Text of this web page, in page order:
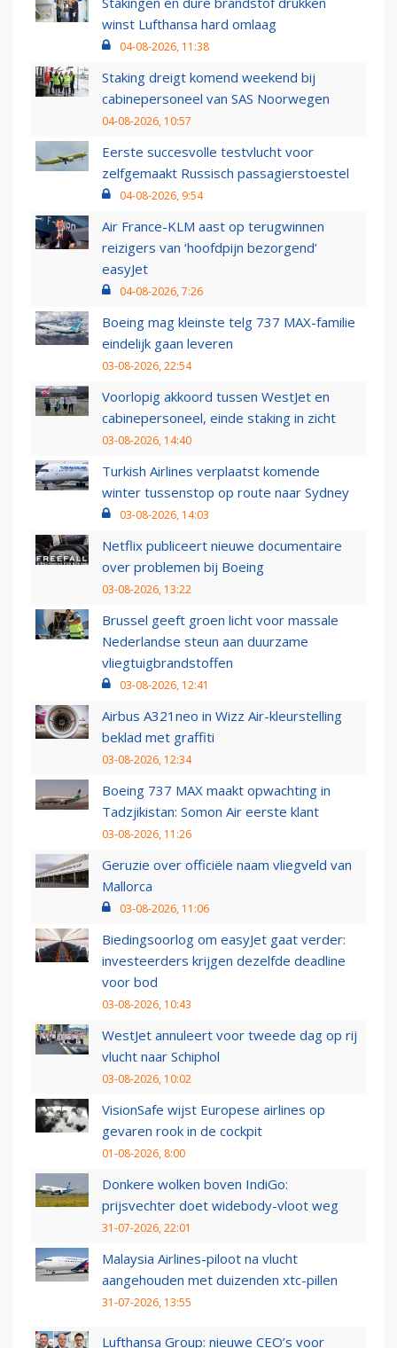
winst Lufthansa hard omlaag
04-08-2026, 11:38
Staking dreigt komend weekend bij
cabinepersoneel van SAS Noorwegen
04-08-2026, 10:57
Eerste succesvolle testvlucht voor
zelfgemaakt Russisch passagierstoestel
04-08-2026, 9:54
Air France-KLM aast op terugwinnen
reizigers van ‘hoofdpijn bezorgend’
easyJet
04-08-2026, 7:26
Boeing mag kleinste telg 737 MAX-familie
eindelijk gaan leveren
03-08-2026, 22:54
Voorlopig akkoord tussen WestJet en
cabinepersoneel, einde staking in zicht
03-08-2026, 14:40
Turkish Airlines verplaatst komende
winter tussenstop op route naar Sydney
03-08-2026, 14:03
Netflix publiceert nieuwe documentaire
over problemen bij Boeing
03-08-2026, 13:22
Brussel geeft groen licht voor massale
Nederlandse steun aan duurzame
vliegtuigbrandstoffen
03-08-2026, 12:41
Airbus A321neo in Wizz Air-kleurstelling
beklad met graffiti
03-08-2026, 12:34
Boeing 737 MAX maakt opwachting in
Tadzjikistan: Somon Air eerste klant
03-08-2026, 11:26
Geruzie over officiële naam vliegveld van
Mallorca
03-08-2026, 11:06
Biedingsoorlog om easyJet gaat verder:
investeerders krijgen dezelfde deadline
voor bod
03-08-2026, 10:43
WestJet annuleert voor tweede dag op rij
vlucht naar Schiphol
03-08-2026, 10:02
VisionSafe wijst Europese airlines op
gevaren rook in de cockpit
01-08-2026, 8:00
Donkere wolken boven IndiGo:
prijsvechter doet widebody-vloot weg
31-07-2026, 22:01
Malaysia Airlines-piloot na vlucht
aangehouden met duizenden xtc-pillen
31-07-2026, 13:55
Lufthansa Group: nieuwe CEO’s voor